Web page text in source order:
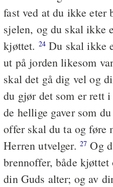
fast ved at du ikke eter
sjelen, og du skal ikke
kjøttet. 24 Du skal ikke
ut på jorden likesom
skal det gå dig vel og
du gjør det som er rett
de hellige gaver som
offer skal du ta og føre
Herren utvelger. 27 Og
brennoffer, både
din Guds alter; og av